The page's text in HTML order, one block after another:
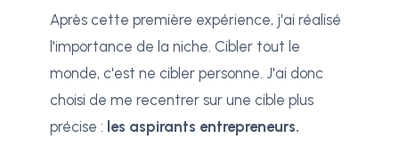
Après cette première expérience, j'ai réalisé
l'importance de la niche. Cibler tout le
monde, c'est ne cibler personne. J'ai donc
choisi de me recentrer sur une cible plus
précise : les aspirants entrepreneurs.